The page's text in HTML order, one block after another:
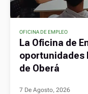
OFICINA DE EMPLEO
La Oficina de
oportunidades
de Oberá
7 De Agosto, 2026